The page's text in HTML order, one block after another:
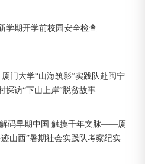
学期开学前校园安全检查
门大学“山海筑影”实践队赴闽宁
探访“下山上岸”脱贫故事
码早期中国 触摸千年文脉——厦
迹山西”暑期社会实践队考察纪实